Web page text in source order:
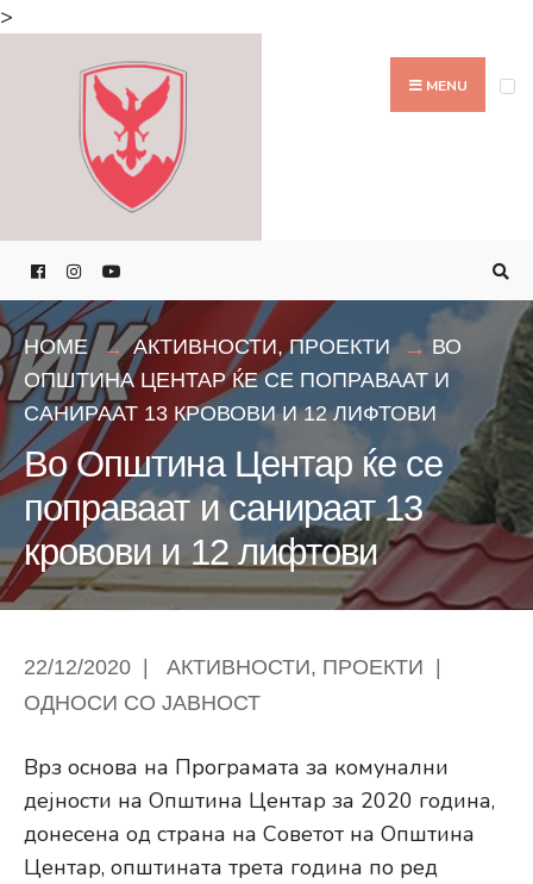
>
MENU
HOME АКТИВНОСТИ,ПРОЕКТИ
ВО
OПШТИНА ЦЕНТАР ЌЕ СЕ ПОПРАВААТ И
САНИРААТ 13 КРОВОВИ И 12 ЛИФТОВИ
Во Oпштина Центар ќе се
поправаат и санираат 13
кровови и 12 лифтови
22/12/2020 АКТИВНОСТИ, ПРОЕКТИ
ОДНОСИ СО ЈАВНОСТ
Врз основа на Програмата за комунални
дејности на Општина Центар за 2020 година,
донесена од страна на Советот на Општина
Центар, општината трета година по ред